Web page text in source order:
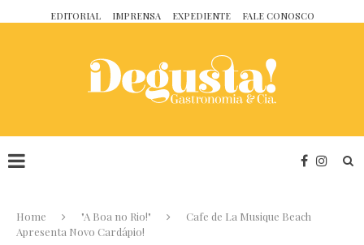
EDITORIAL IMPRENSA EXPEDIENTE FALE CONOSCO
Home "A Boa no Rio!"
Cafe de La Musique Beach
Apresenta Novo Cardápio!